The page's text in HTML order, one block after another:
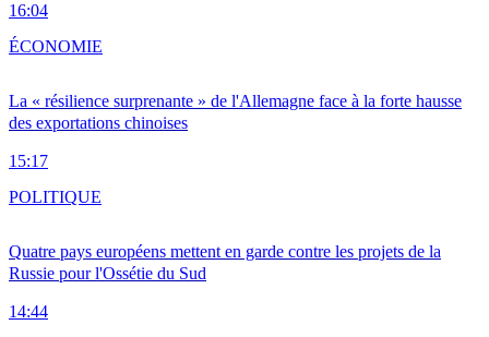
16:04
La « résilience surprenante » de l'Allemagne face à la forte hausse
des exportations chinoises
15:17
ÉCONOMIE
Quatre pays européens mettent en garde contre les projets de la
Russie pour l'Ossétie du Sud
14:44
POLITIQUE